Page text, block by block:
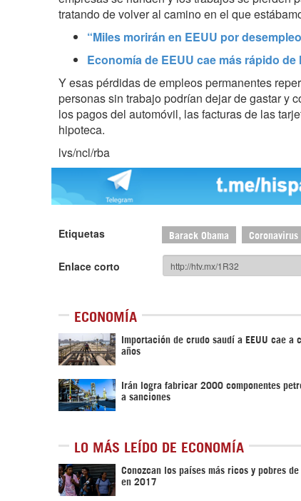
tratando de volver al camino en el que
“Miles morirán en EEUU por
Economía de EEUU cae más rápido
Y esas pérdidas de empleos permanentes
personas sin trabajo podrían dejar de gastar y
los pagos del automóvil, las facturas de las
hipoteca.
lvs/ncl/rba
Etiquetas Barack Obama Coronavirus
Enlace corto
ECONOMÍA
Importación de crudo saudí a EEUU cae a
años
Irán logra fabricar 2000 componentes
a sanciones
LO MÁS LEÍDO DE ECONOMÍA
Conozcan los países más ricos y pobres de
en 2017